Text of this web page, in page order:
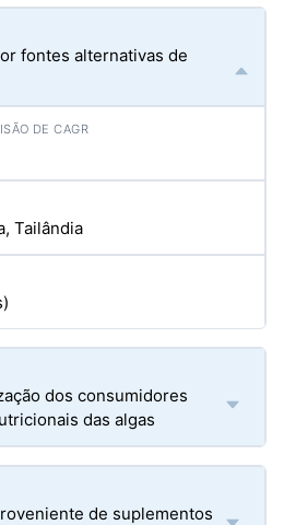
fontes alternativas de
Tailândia
dos consumidores
das algas
de suplementos